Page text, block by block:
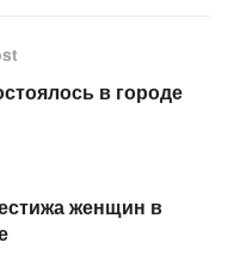
в городе
женщин в